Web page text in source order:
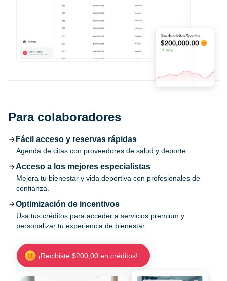
Para colaboradores
Fácil acceso y reservas rápidas
Agenda de citas con proveedores de salud y deporte.
Acceso a los mejores especialistas
Mejora tu bienestar y vida deportiva con profesionales de
confianza.
Optimización de incentivos
Usa tus créditos para acceder a servicios premium y
personalizar tu experiencia de bienestar.
¡Recibiste $200,00 en créditos!